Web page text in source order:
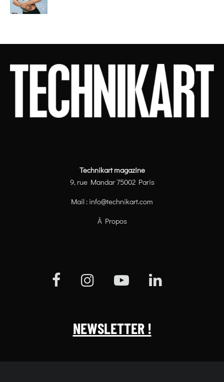
Technikart magazine
9, rue Mandar 75002 Paris
Mail : info@technikart.com
À Propos
NEWSLETTER !